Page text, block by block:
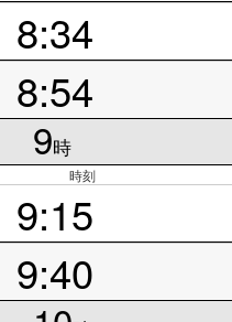
8:34
8:54
9時
時刻
9:15
9:40